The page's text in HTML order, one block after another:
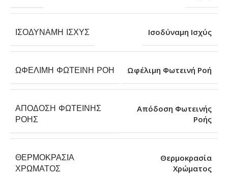
ΙΣΟΔΎΝΑΜΗ ΙΣΧΎΣ Ισοδύναμη Ισχύς
ΩΦΈΛΙΜΗ ΦΩΤΕΙΝΉ ΡΟΉ Ωφέλιμη Φωτεινή Ροή
ΑΠΌΔΟΣΗ ΦΩΤΕΙΝΉΣ
ΡΟΉΣ
Απόδοση Φωτεινής
Ροής
ΘΕΡΜΟΚΡΑΣΊΑ
ΧΡΏΜΑΤΟΣ
Θερμοκρασία
Χρώματος